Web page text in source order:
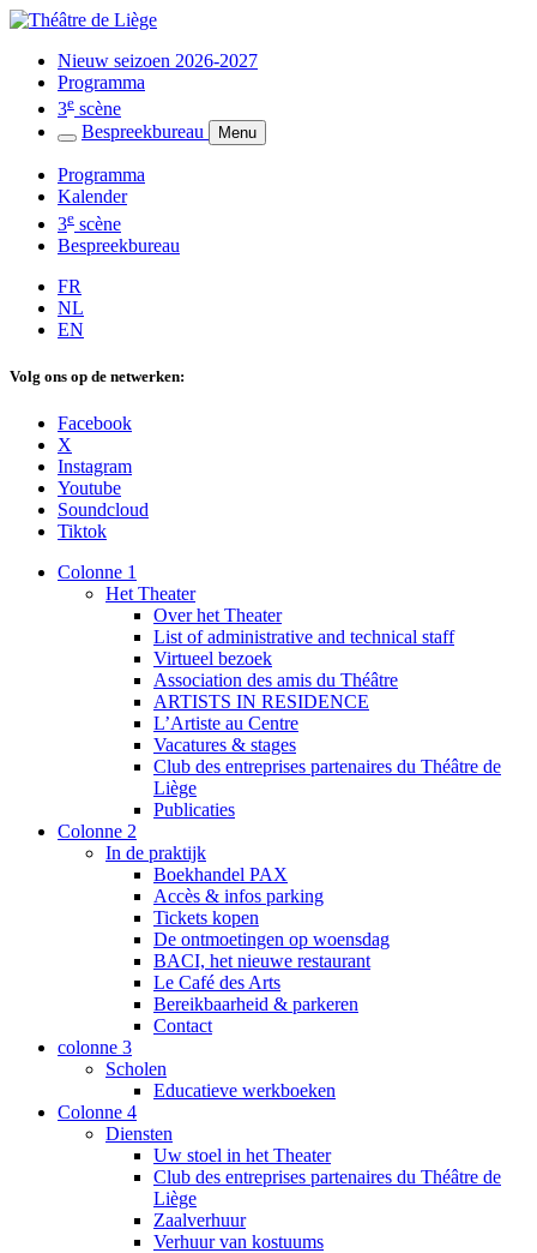
Nieuw seizoen 2026-2027
Programma
3e scène
Bespreekbureau
Menu
Programma
Kalender
3e scène
Bespreekbureau
FR
NL
EN
Volg ons op de netwerken:
Facebook
X
Instagram
Youtube
Soundcloud
Tiktok
Colonne 1
Het Theater
Over het Theater
List of administrative and technical staff
Virtueel bezoek
Association des amis du Théâtre
ARTISTS IN RESIDENCE
L’Artiste au Centre
Vacatures & stages
Club des entreprises partenaires du Théâtre de
Liège
Publicaties
Colonne 2
In de praktijk
Boekhandel PAX
Accès & infos parking
Tickets kopen
De ontmoetingen op woensdag
BACI, het nieuwe restaurant
Le Café des Arts
Bereikbaarheid & parkeren
Contact
colonne 3
Scholen
Educatieve werkboeken
Colonne 4
Diensten
Uw stoel in het Theater
Club des entreprises partenaires du Théâtre de
Liège
Zaalverhuur
Verhuur van kostuums